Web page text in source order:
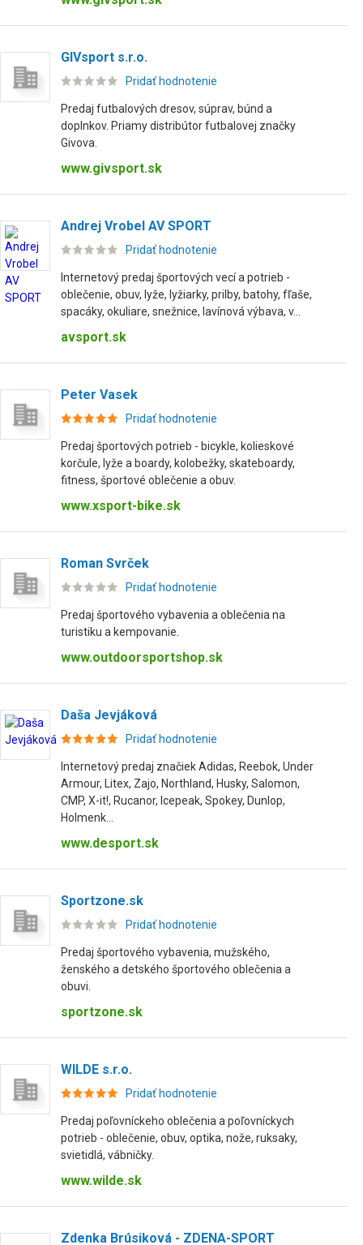
GIVsport s.r.o.
Pridať hodnotenie
Predaj futbalových dresov, súprav, búnd a
doplnkov. Priamy distribútor futbalovej značky
Givova.
www.givsport.sk
Andrej Vrobel AV SPORT
Pridať hodnotenie
Internetový predaj športových vecí a potrieb -
oblečenie, obuv, lyže, lyžiarky, prilby, batohy, fľaše,
spacáky, okuliare, snežnice, lavínová výbava, v...
avsport.sk
Peter Vasek
Pridať hodnotenie
Predaj športových potrieb - bicykle, kolieskové
korčule, lyže a boardy, kolobežky, skateboardy,
fitness, športové oblečenie a obuv.
www.xsport-bike.sk
Roman Svrček
Pridať hodnotenie
Predaj športového vybavenia a oblečenia na
turistiku a kempovanie.
www.outdoorsportshop.sk
Daša Jevjáková
Pridať hodnotenie
Internetový predaj značiek Adidas, Reebok, Under
Armour, Litex, Zajo, Northland, Husky, Salomon,
CMP, X-it!, Rucanor, Icepeak, Spokey, Dunlop,
Holmenk...
www.desport.sk
Sportzone.sk
Pridať hodnotenie
Predaj športového vybavenia, mužského,
ženského a detského športového oblečenia a
obuvi.
sportzone.sk
WILDE s.r.o.
Pridať hodnotenie
Predaj poľovníckeho oblečenia a poľovníckych
potrieb - oblečenie, obuv, optika, nože, ruksaky,
svietidlá, vábničky.
www.wilde.sk
Zdenka Brúsiková - ZDENA-SPORT